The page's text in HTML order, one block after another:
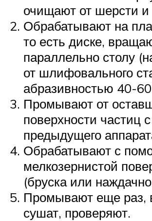
очищают от шерсти
Обрабатывают на
то есть диске,
параллельно столу
от шлифовального
абразивностью 40-
Промывают от
поверхности частиц с
предыдущего
Обрабатывают с
мелкозернистой
(бруска или
Промывают еще раз,
сушат, проверяют.